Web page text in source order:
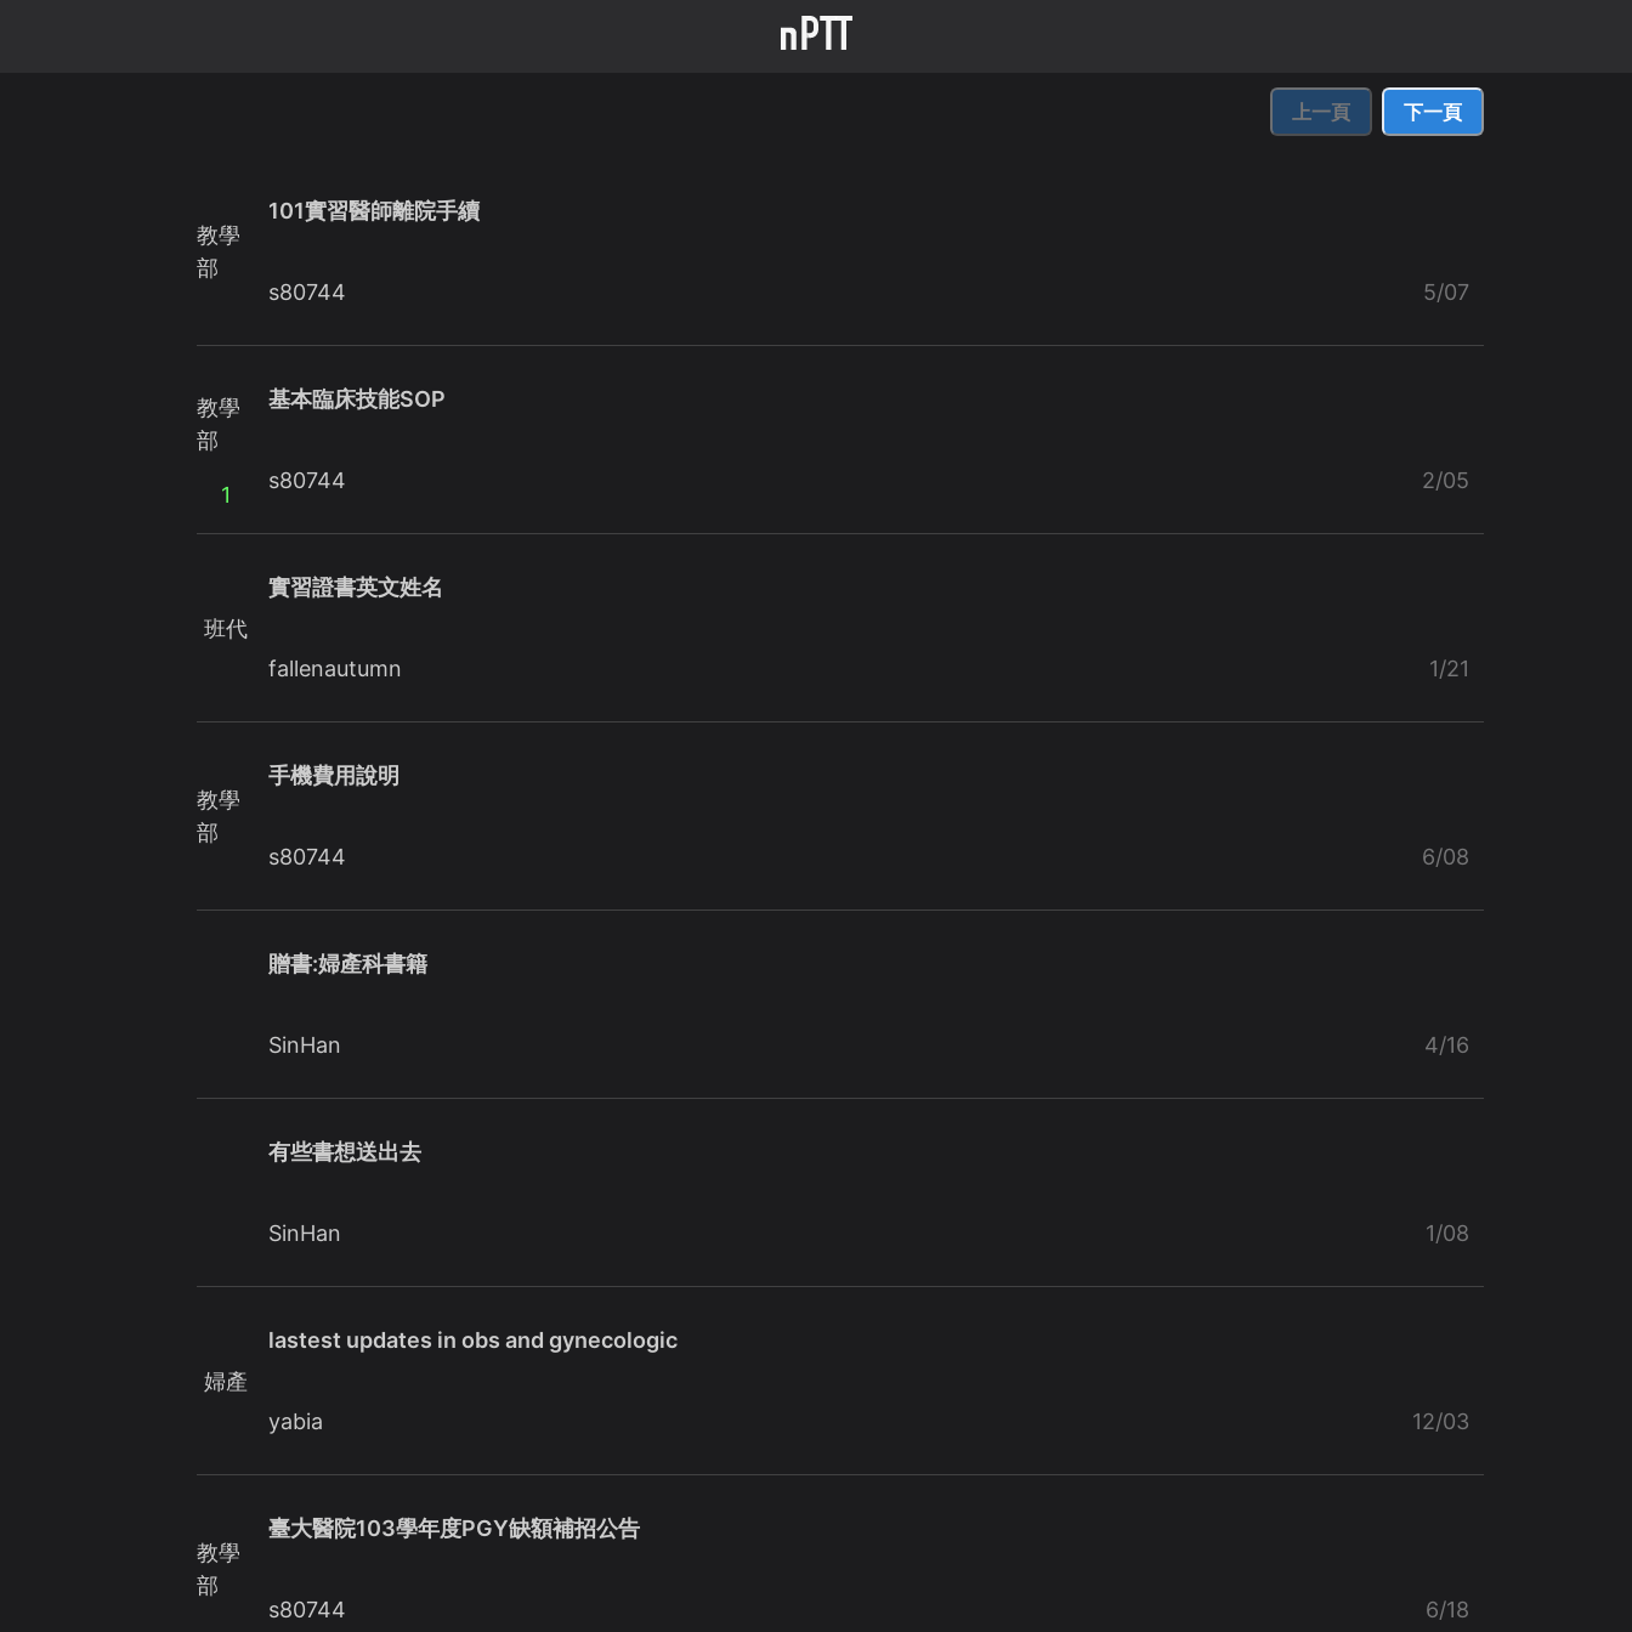
上一頁 下一頁
教學
部
101實習醫師離院手續
s80744 5/07
教學
部
1
基本臨床技能SOP
s80744 2/05
班代
實習證書英文姓名
fallenautumn 1/21
教學
部
手機費用說明
s80744 6/08
贈書:婦產科書籍
SinHan 4/16
有些書想送出去
SinHan 1/08
婦產
lastest updates in obs and gynecologic
yabia 12/03
教學
部
臺大醫院103學年度PGY缺額補招公告
s80744 6/18